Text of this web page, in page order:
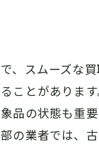
スムーズな買
ことがありま
品の状態も重
の業者では、